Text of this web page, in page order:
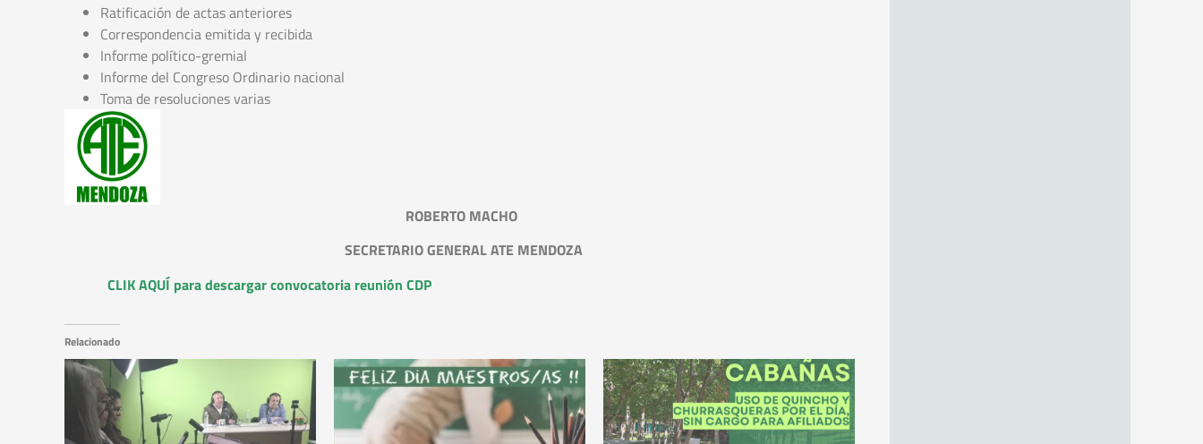
Ratificación de actas anteriores
Correspondencia emitida y recibida
Informe político-gremial
Informe del Congreso Ordinario nacional
Toma de resoluciones varias
ROBERTO MACHO
SECRETARIO GENERAL ATE MENDOZA
CLIK AQUÍ para descargar convocatoria reunión CDP
Relacionado